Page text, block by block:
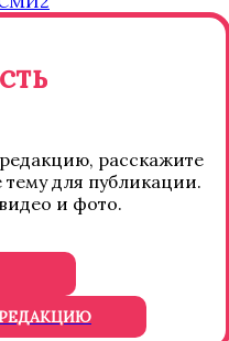
расскажите
для публикации.
и фото.